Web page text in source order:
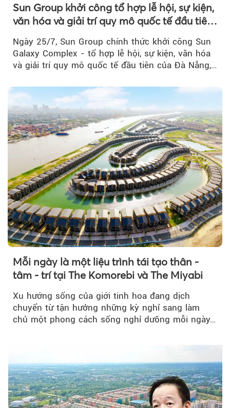
Sun Group khởi công tổ hợp lễ hội, sự kiện,
văn hóa và giải trí quy mô quốc tế đầu tiên
Ngày 25/7, Sun Group chính thức khởi công Sun
Galaxy Complex - tổ hợp lễ hội, sự kiện, văn hóa
và giải trí quy mô quốc tế đầu tiên của Đà Nẵng,…
Mỗi ngày là một liệu trình tái tạo thân -
tâm - trí tại The Komorebi và The Miyabi
Xu hướng sống của giới tinh hoa đang dịch
chuyển từ tận hưởng những kỳ nghỉ sang làm
chủ một phong cách sống nghỉ dưỡng mỗi ngày…